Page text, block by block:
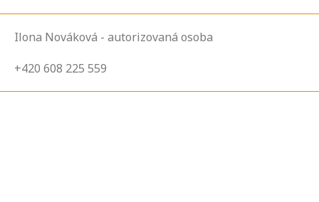
Ilona Nováková - autorizovaná osoba
+420 608 225 559